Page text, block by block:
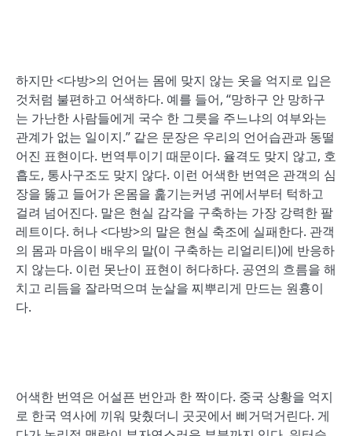
하지만 <다방>의 언어는 몸에 맞지 않는 옷을 억지로 입은
것처럼 불편하고 어색하다. 예를 들어, “망하구 안 망하구
는 가난한 사람들에게 국수 한 그릇을 주느냐의 여부와는
관계가 없는 일이지.” 같은 문장은 우리의 언어습관과 동떨
어진 표현이다. 번역투이기 때문이다. 율격도 맞지 않고, 호
흡도, 통사구조도 맞지 않다. 이런 어색한 번역은 관객의 심
장을 뚫고 들어가 온몸을 훑기는커녕 귀에서부터 턱하고
걸려 넘어진다. 말은 현실 감각을 구축하는 가장 강력한 팔
레트이다. 허나 <다방>의 말은 현실 축조에 실패한다. 관객
의 몸과 마음이 배우의 말(이 구축하는 리얼리티)에 반응하
지 않는다. 이런 못난이 표현이 허다하다. 공연의 흐름을 해
치고 리듬을 잘라먹으며 눈살을 찌뿌리게 만드는 원흉이
다.
어색한 번역은 어설픈 번안과 한 짝이다. 중국 상황을 억지
로 한국 역사에 끼워 맞췄더니 곳곳에서 삐거덕거린다. 게